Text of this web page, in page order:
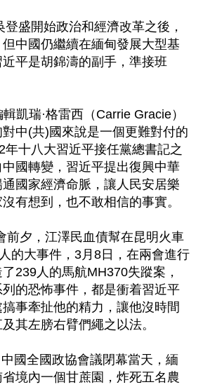
盛開始政治和經濟改革之後，
中國仍繼續在緬甸發展大型基
平是胡錦濤的副手，準接班
凱瑞·格雷西（Carrie Gracie）
中(共)國來說是一個更難對付的
年十八大習近平接任黨總書記之
國轉變，習近平提出復興中華
國家經濟命脈，讓人民安居樂
有想到，也不敢相信的事實。
前夕，江澤民血債幫在昆明火車
的大事件，3月8日，在兩會進行
239人的馬航MH370失蹤案，
的恐怖事件，都是衝着習近平
事牽扯他的精力，讓他沒時間
其左膀右臂們繩之以法。
國全國政協會議閉幕當天，緬
境內一個甘蔗園，炸死五名農